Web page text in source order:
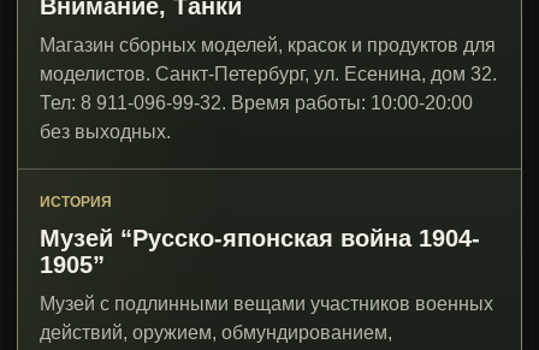
Внимание, Танки
Магазин сборных моделей, красок и продуктов для
моделистов. Санкт-Петербург, ул. Есенина, дом 32.
Тел: 8 911-096-99-32. Время работы: 10:00-20:00
без выходных.
ИСТОРИЯ
Музей “Русско-японская война 1904-
1905”
Музей с подлинными вещами участников военных
действий, оружием, обмундированием,